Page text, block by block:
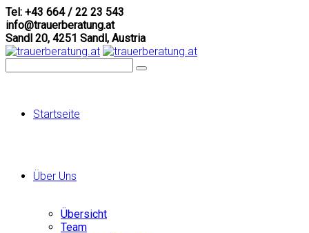
Tel: +43 664 / 22 23 543
info@trauerberatung.at
Sandl 20, 4251 Sandl, Austria
Startseite
Über Uns
Übersicht
Team